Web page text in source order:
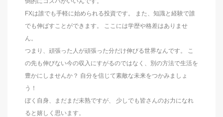
FXは誰でも手軽に始められる投資です。 また、知識と経験で誰
でも伸ばすことができます。 ここには学歴や格差はありませ
ん。
つまり、頑張った人が頑張った分だけ伸びる世界なんです。 こ
の先も伸びない今の収入にすがるのではなく、別の方法で生活を
豊かにしませんか？ 自分を信じて素敵な未来をつかみましょ
う！
ぼく自身、まだまだ未熟ですが、 少しでも皆さんのお力になれ
ると嬉しく思います。